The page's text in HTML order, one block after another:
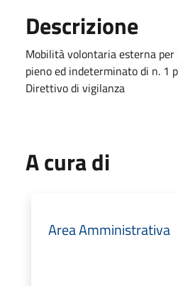
Descrizione
Mobilità volontaria esterna
pieno ed indeterminato di n. 1
Direttivo di vigilanza
A cura di
Area Amministrativa